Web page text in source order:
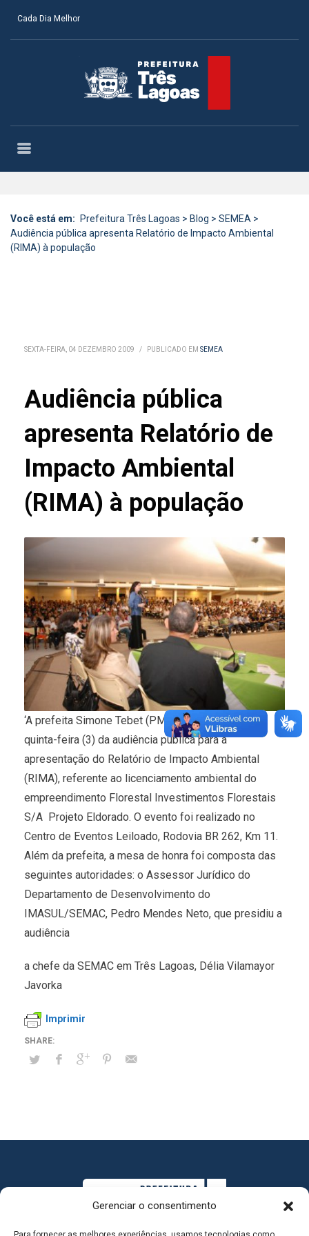
Gerenciar o consentimento
Cada Dia Melhor
Você está em: Prefeitura Três Lagoas > Blog > SEMEA >
Audiência pública apresenta Relatório de Impacto Ambiental
(RIMA) à população
SEXTA-FEIRA, 04 DEZEMBRO 2009 / PUBLICADO EM SEMEA
Audiência pública
apresenta Relatório de
Impacto Ambiental
(RIMA) à população
‘A prefeita Simone Tebet (PMDB) participou nesta
quinta-feira (3) da audiência pública para a
apresentação do Relatório de Impacto Ambiental
(RIMA), referente ao licenciamento ambiental do
empreendimento Florestal Investimentos Florestais
S/A  Projeto Eldorado. O evento foi realizado no
Centro de Eventos Leiloado, Rodovia BR 262, Km 11.
Além da prefeita, a mesa de honra foi composta das
seguintes autoridades: o Assessor Jurídico do
Departamento de Desenvolvimento do
IMASUL/SEMAC, Pedro Mendes Neto, que presidiu a
audiência
a chefe da SEMAC em Três Lagoas, Délia Vilamayor
Javorka
Imprimir